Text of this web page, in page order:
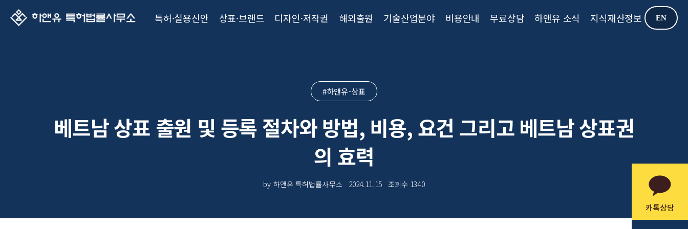
특허·실용신안 상표·브랜드 디자인·저작권 해외출원 기술산업분야 비용안내 무료상담 하앤유 소식 지식재산정보 EN
카톡상담
#하앤유-상표
베트남 상표 출원 및 등록 절차와 방법, 비용, 요건 그리고 베트남 상표권
의 효력
by 하앤유 특허법률사무소 2024.11.15 조회수 1340